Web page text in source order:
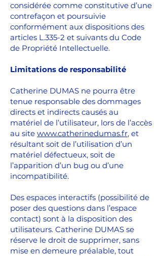
considérée comme constitutive d’une
contrefaçon et poursuivie
conformément aux dispositions des
articles L.335-2 et suivants du Code
de Propriété Intellectuelle.
Limitations de responsabilité
Catherine DUMAS ne pourra être
tenue responsable des dommages
directs et indirects causés au
matériel de l’utilisateur, lors de l’accès
au site www.catherinedumas.fr, et
résultant soit de l’utilisation d’un
matériel défectueux, soit de
l’apparition d’un bug ou d’une
incompatibilité.
Des espaces interactifs (possibilité de
poser des questions dans l’espace
contact) sont à la disposition des
utilisateurs. Catherine DUMAS se
réserve le droit de supprimer, sans
mise en demeure préalable, tout